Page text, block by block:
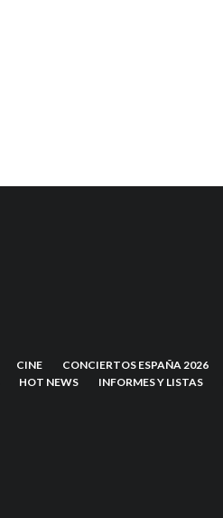
CINE CONCIERTOS ESPAÑA 2026
HOT NEWS INFORMES Y LISTAS